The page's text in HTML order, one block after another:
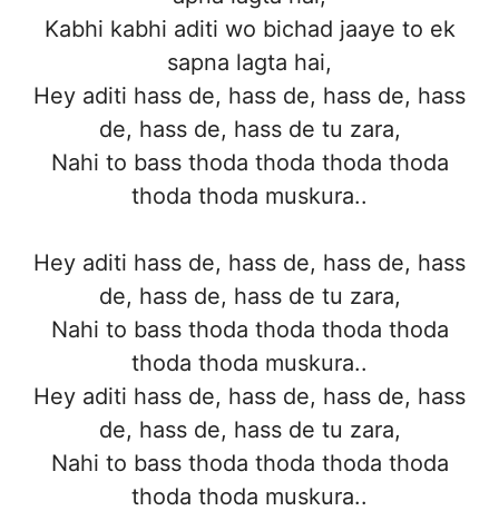
Kabhi kabhi aditi wo bichad jaaye to ek
sapna lagta hai,
Hey aditi hass de, hass de, hass de, hass
de, hass de, hass de tu zara,
Nahi to bass thoda thoda thoda thoda
thoda thoda muskura..
Hey aditi hass de, hass de, hass de, hass
de, hass de, hass de tu zara,
Nahi to bass thoda thoda thoda thoda
thoda thoda muskura..
Hey aditi hass de, hass de, hass de, hass
de, hass de, hass de tu zara,
Nahi to bass thoda thoda thoda thoda
thoda thoda muskura..